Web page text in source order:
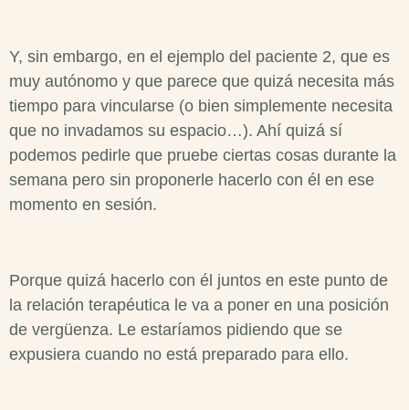
Y, sin embargo, en el ejemplo del paciente 2, que es
muy autónomo y que parece que quizá necesita más
tiempo para vincularse (o bien simplemente necesita
que no invadamos su espacio…). Ahí quizá sí
podemos pedirle que pruebe ciertas cosas durante la
semana pero sin proponerle hacerlo con él en ese
momento en sesión.
Porque quizá hacerlo con él juntos en este punto de
la relación terapéutica le va a poner en una posición
de vergüenza. Le estaríamos pidiendo que se
expusiera cuando no está preparado para ello.